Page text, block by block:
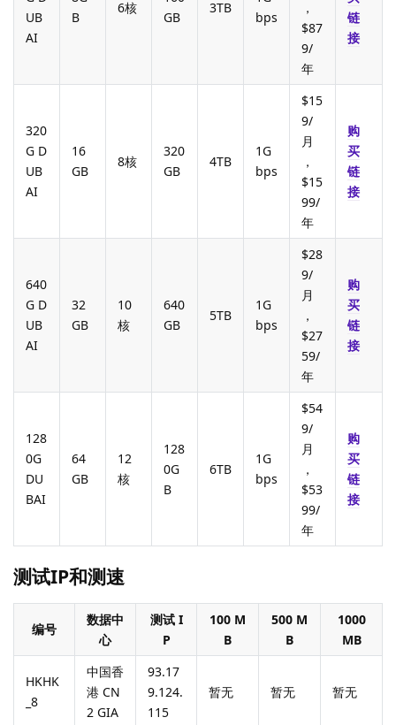
UB
AI
B
6核
GB
3TB
bps
，
$87
9/
年
链
接
320
G D
UB
AI
16
GB
8核
320
GB
4TB
1G
bps
$15
9/
月
，
$15
99/
年
购
买
链
接
640
G D
UB
AI
32
GB
10
核
640
GB
5TB
1G
bps
$28
9/
月
，
$27
59/
年
购
买
链
接
128
0G
DU
BAI
64
GB
12
核
128
0G
B
6TB
1G
bps
$54
9/
月
，
$53
99/
年
购
买
链
接
测试IP和测速
编号
数据中
心
测试 I
P
100 M
B
500 M
B
1000
MB
HKHK
_8
中国香
港 CN
2 GIA
93.17
9.124.
115
暂无 暂无 暂无